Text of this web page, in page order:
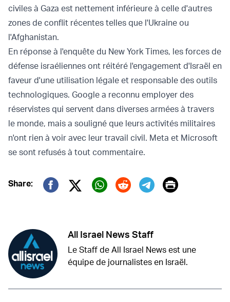
civiles à Gaza est nettement inférieure à celle d'autres
zones de conflit récentes telles que l'Ukraine ou
l'Afghanistan.
En réponse à l'enquête du New York Times, les forces de
défense israéliennes ont réitéré l'engagement d'Israël en
faveur d'une utilisation légale et responsable des outils
technologiques. Google a reconnu employer des
réservistes qui servent dans diverses armées à travers
le monde, mais a souligné que leurs activités militaires
n'ont rien à voir avec leur travail civil. Meta et Microsoft
se sont refusés à tout commentaire.
Share:
Twitter (X)
Print
All Israel News Staff
Le Staff de All Israel News est une
équipe de journalistes en Israël.